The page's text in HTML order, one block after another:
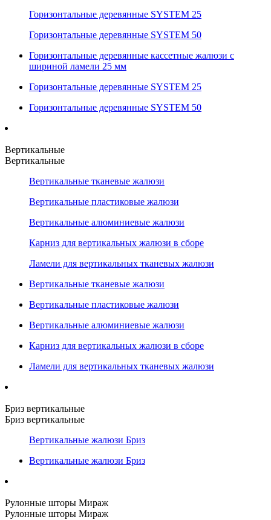
Горизонтальные деревянные SYSTEM 25
Горизонтальные деревянные SYSTEM 50
Горизонтальные деревянные кассетные жалюзи с
шириной ламели 25 мм
Горизонтальные деревянные SYSTEM 25
Горизонтальные деревянные SYSTEM 50
Вертикальные
Вертикальные
Вертикальные тканевые жалюзи
Вертикальные пластиковые жалюзи
Вертикальные алюминиевые жалюзи
Карниз для вертикальных жалюзи в сборе
Ламели для вертикальных тканевых жалюзи
Вертикальные тканевые жалюзи
Вертикальные пластиковые жалюзи
Вертикальные алюминиевые жалюзи
Карниз для вертикальных жалюзи в сборе
Ламели для вертикальных тканевых жалюзи
Бриз вертикальные
Бриз вертикальные
Вертикальные жалюзи Бриз
Вертикальные жалюзи Бриз
Рулонные шторы Мираж
Рулонные шторы Мираж